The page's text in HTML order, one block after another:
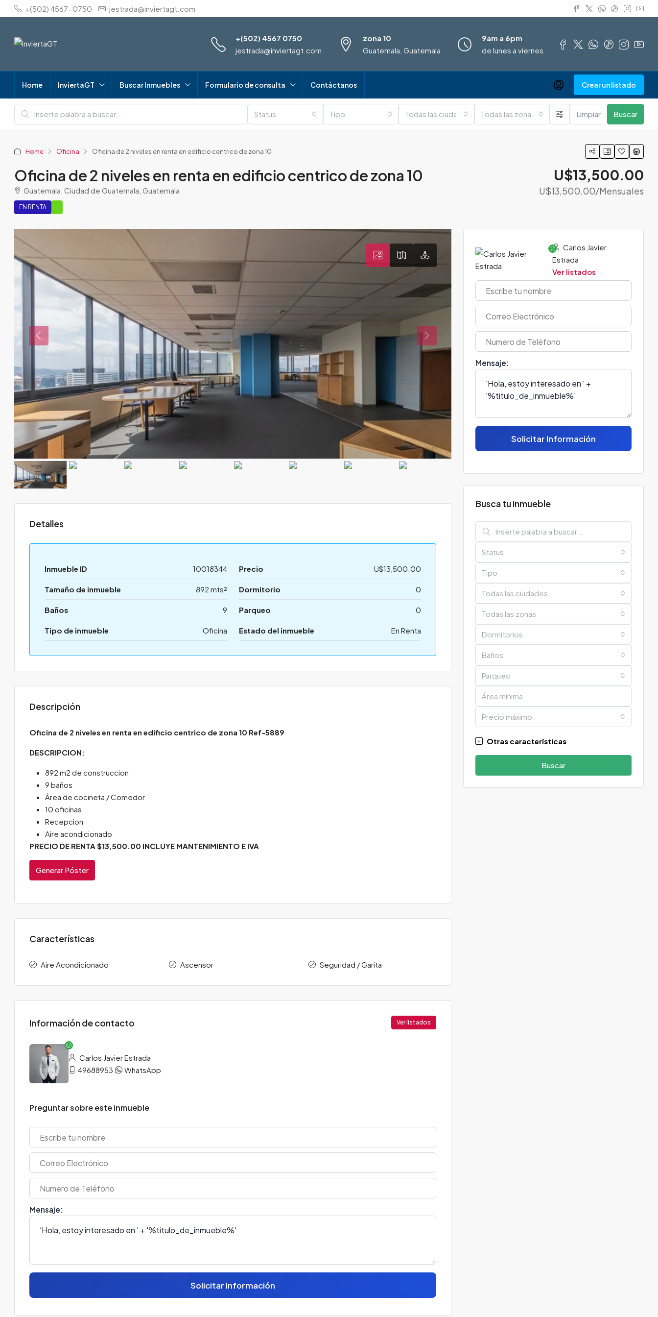
+(502) 4567-0750 jestrada@inviertagt.com
+(502) 4567 0750
jestrada@inviertagt.com
zona 10
Guatemala, Guatemala
9am a 6pm
de lunes a viernes
Home InviertaGT Buscar Inmuebles Formulario de consulta Contáctanos Crear un listado
Status Tipo Todas las ciudades Todas las zonas Limpiar Buscar
Home Oficina Oficina de 2 niveles en renta en edificio centrico de zona 10
Oficina de 2 niveles en renta en edificio centrico de zona 10
Guatemala, Ciudad de Guatemala, Guatemala
EN RENTA .
U$13,500.00
U$13,500.00/Mensuales
Detalles
Inmueble ID 10018344 Precio U$13,500.00
Tamaño de inmueble 892 mts² Dormitorio 0
Baños 9 Parqueo 0
Tipo de inmueble Oficina Estado del inmueble En Renta
Descripción
Oficina de 2 niveles en renta en edificio centrico de zona 10 Ref-5889
DESCRIPCION:
892 m2 de construccion
9 baños
Área de cocineta / Comedor
10 oficinas
Recepcion
Aire acondicionado
PRECIO DE RENTA $13,500.00 INCLUYE MANTENIMIENTO E IVA
Generar Póster
Características
Aire Acondicionado Ascensor Seguridad / Garita
Información de contacto Ver listados
Carlos Javier Estrada
49688953
WhatsApp
Preguntar sobre este inmueble
Mensaje:
Solicitar Información
Carlos Javier
Estrada
Ver listados
Mensaje:
Solicitar Información
Busca tu inmueble
Status
Tipo
Todas las ciudades
Todas las zonas
Dormitorios
Baños
Parqueo
Precio máximo
Otras características
Buscar